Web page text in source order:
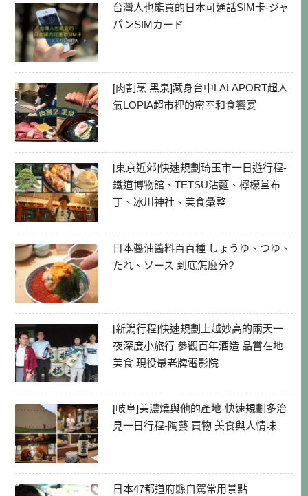
台灣人也能買的日本可通話SIM卡-ジャ
パンSIMカード
[肉割烹 黑泉]藏身台中LALAPORT超人
氣LOPIA超市裡的密室和食饗宴
[東京近郊]快速規劃琦玉市一日遊行程-
鐵道博物館、TETSU沾麵、檸檬堂布
丁、冰川神社、美食彙整
日本醬油醬料百百種 しょうゆ、つゆ、
たれ、ソース 到底怎麼分?
[新潟行程]快速規劃上越妙高的兩天一
夜深度小旅行 參觀百年酒造 品嘗在地
美食 現役最老牌電影院
[岐阜]美濃燒與他的產地-快速規劃多治
見一日行程-陶藝 買物 美食與人情味
日本47都道府縣自駕常用景點